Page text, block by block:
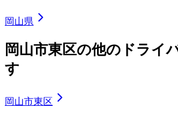
岡山県
岡山市東区の他のドライ
す
岡山市東区